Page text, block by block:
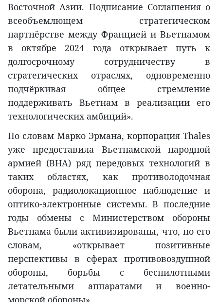
Восточной Азии. Подписание Соглашения о
всеобъемлющем стратегическом
партнёрстве между Францией и Вьетнамом
в октябре 2024 года открывает путь к
долгосрочному сотрудничеству в
стратегических отраслях, одновременно
подчёркивая общее стремление
поддерживать Вьетнам в реализации его
технологических амбиций».
По словам Марко Эрмана, корпорация Thales
уже предоставила Вьетнамской народной
армией (ВНА) ряд передовых технологий в
таких областях, как противолодочная
оборона, радиолокационное наблюдение и
оптико-электронные системы. В последние
годы обмены с Министерством обороны
Вьетнама были активизированы, что, по его
словам, «открывает позитивные
перспективы в сферах противовоздушной
обороны, борьбы с беспилотными
летательными аппаратами и военно-
морской обороны».